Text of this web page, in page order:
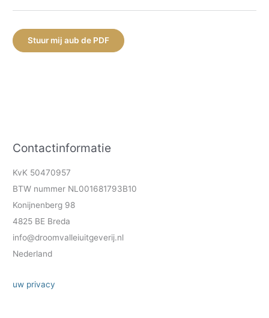
Stuur mij aub de PDF
Contactinformatie
KvK 50470957
BTW nummer NL001681793B10
Konijnenberg 98
4825 BE Breda
info@droomvalleiuitgeverij.nl
Nederland
uw privacy